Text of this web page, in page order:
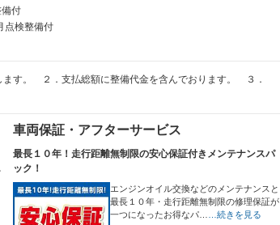
付
点検整備付
ます。 ２．支払総額に整備代金を含んでおります。 ３．
車両保証・アフターサービス
最長１０年！走行距離無制限の安心保証付きメンテナンスパ
ック！
エンジンオイル交換などのメンテナンスと
最長１０年・走行距離無制限の修理保証が
一つになったお得なパ…
…続きを見る